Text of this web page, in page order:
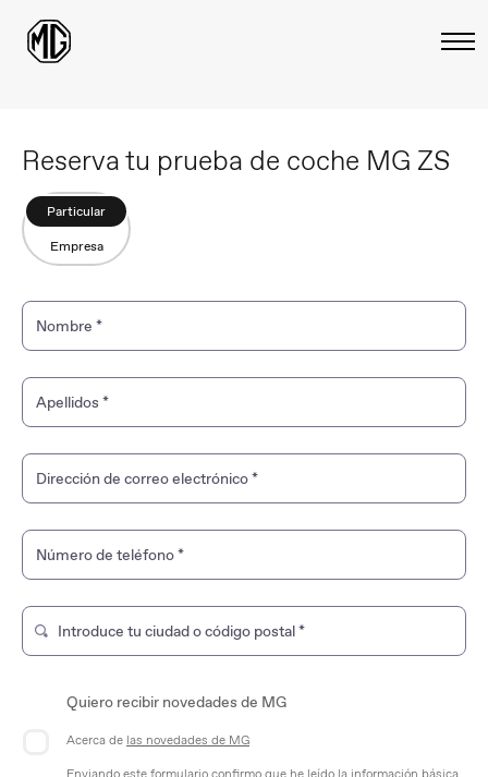
Reserva tu prueba de coche MG ZS
Particular
Empresa
Nombre *
Apellidos *
Dirección de correo electrónico*
Número de teléfono*
Escriba para buscar una tienda de marca. Use las teclas
Introduce tu ciudad o código postal*
Quiero recibir novedades de MG
Acerca de las novedades de MG